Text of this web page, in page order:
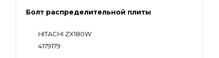
Болт распределительной плиты
HITACHI ZX180W
4179179